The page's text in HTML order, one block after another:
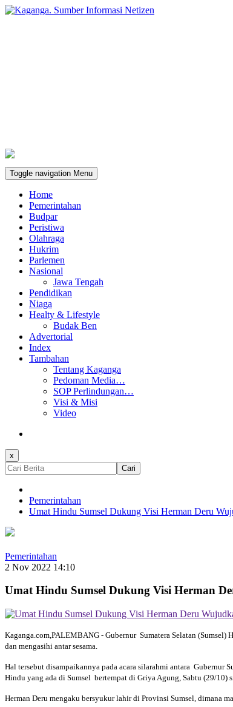
Toggle navigation Menu
Home
Pemerintahan
Budpar
Peristiwa
Olahraga
Hukrim
Parlemen
Nasional
Jawa Tengah
Pendidikan
Niaga
Healty & Lifestyle
Budak Ben
Advertorial
Index
Tambahan
Tentang Kaganga
Pedoman Media…
SOP Perlindungan…
Visi & Misi
Video
x
Cari
Pemerintahan
Umat Hindu Sumsel Dukung Visi Herman Deru
Pemerintahan
2 Nov 2022 14:10
Umat Hindu Sumsel Dukung Visi Herman
Kaganga.com,PALEMBANG - Gubernur Sumatera Selatan
dan mengasihi antar sesama.
Hal tersebut disampaikannya pada acara silarahmi antara Gubernur
Hindu yang ada di Sumsel bertempat di Griya Agung, Sabtu (29/10)
Herman Deru mengaku bersyukur lahir di Provinsi Sumsel, dimana